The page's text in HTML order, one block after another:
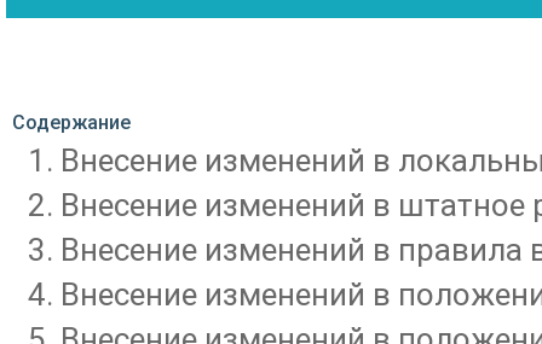
Содержание
Внесение изменений в
Внесение изменений в штатное
Внесение изменений в правила
Внесение изменений в